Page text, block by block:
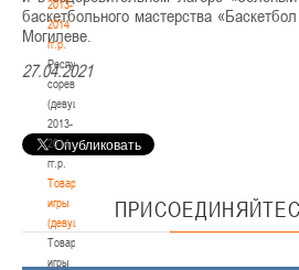
2013-
2014
гг.р.
Республиканские
соревнования
(девушки)
2013-
2014
гг.р.
Товарищеские
игры
(девушки)
Товарищеские
игры
баскетбольного мастерства
Могилеве.
27.04.2021